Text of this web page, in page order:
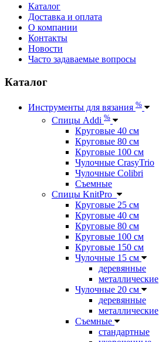
Каталог
Доставка и оплата
О компании
Контакты
Новости
Часто задаваемые вопросы
Каталог
Инструменты для вязания %
Спицы Addi %
Круговые 40 см
Круговые 80 см
Круговые 100 см
Чулочные CrasyTrio
Чулочные Colibri
Съемные
Спицы KnitPro
Круговые 25 см
Круговые 40 см
Круговые 80 см
Круговые 100 см
Круговые 150 см
Чулочные 15 см
деревянные
металлические
Чулочные 20 см
деревянные
металлические
Съемные
стандартные